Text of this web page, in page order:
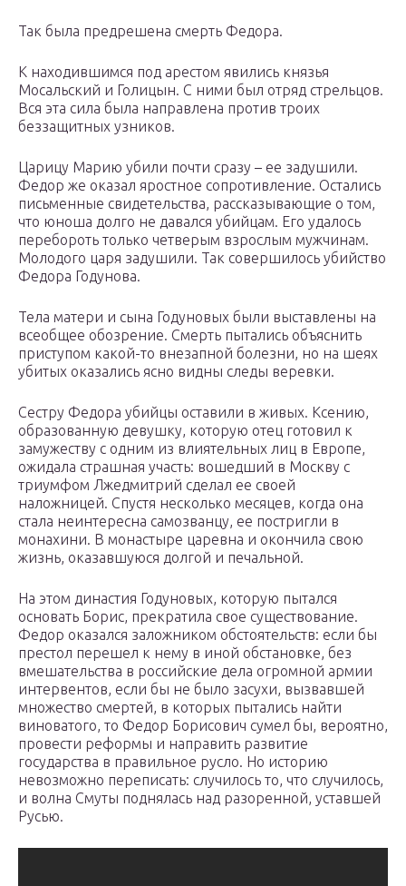
Так была предрешена смерть Федора.
К находившимся под арестом явились князья
Мосальский и Голицын. С ними был отряд стрельцов.
Вся эта сила была направлена против троих
беззащитных узников.
Царицу Марию убили почти сразу – ее задушили.
Федор же оказал яростное сопротивление. Остались
письменные свидетельства, рассказывающие о том,
что юноша долго не давался убийцам. Его удалось
перебороть только четверым взрослым мужчинам.
Молодого царя задушили. Так совершилось убийство
Федора Годунова.
Тела матери и сына Годуновых были выставлены на
всеобщее обозрение. Смерть пытались объяснить
приступом какой-то внезапной болезни, но на шеях
убитых оказались ясно видны следы веревки.
Сестру Федора убийцы оставили в живых. Ксению,
образованную девушку, которую отец готовил к
замужеству с одним из влиятельных лиц в Европе,
ожидала страшная участь: вошедший в Москву с
триумфом Лжедмитрий сделал ее своей
наложницей. Спустя несколько месяцев, когда она
стала неинтересна самозванцу, ее постригли в
монахини. В монастыре царевна и окончила свою
жизнь, оказавшуюся долгой и печальной.
На этом династия Годуновых, которую пытался
основать Борис, прекратила свое существование.
Федор оказался заложником обстоятельств: если бы
престол перешел к нему в иной обстановке, без
вмешательства в российские дела огромной армии
интервентов, если бы не было засухи, вызвавшей
множество смертей, в которых пытались найти
виноватого, то Федор Борисович сумел бы, вероятно,
провести реформы и направить развитие
государства в правильное русло. Но историю
невозможно переписать: случилось то, что случилось,
и волна Смуты поднялась над разоренной, уставшей
Русью.